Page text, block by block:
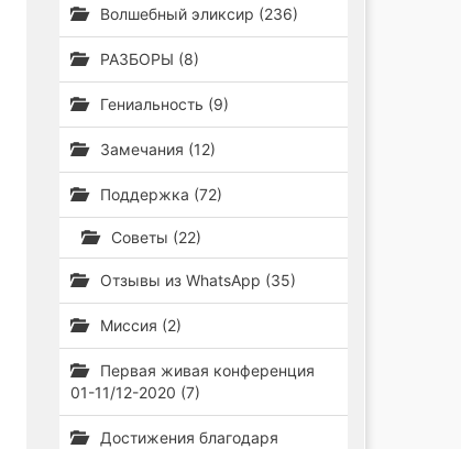
Волшебный эликсир (236)
РАЗБОРЫ (8)
Гениальность (9)
Замечания (12)
Поддержка (72)
Советы (22)
Отзывы из WhatsApp (35)
Миссия (2)
Первая живая конференция
01-11/12-2020 (7)
Достижения благодаря